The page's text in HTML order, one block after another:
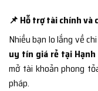
📌 Hỗ trợ tài chính và
Nhiều bạn lo lắng về
uy tín giá rẻ tại Hạnh
mở tài khoản phong
pháp.